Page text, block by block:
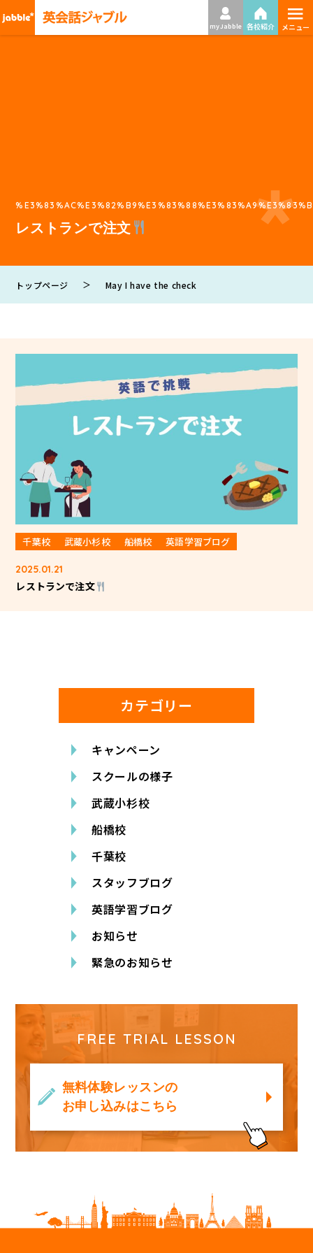
my Jabble 各校紹介 ≡
メニュー
レストランで注文
トップページ ＞ May I have the check
千葉校 武蔵小杉校 船橋校 英語学習ブログ
2025.01.21
レストランで注文
カテゴリー
キャンペーン
スクールの様子
武蔵小杉校
船橋校
千葉校
スタッフブログ
英語学習ブログ
お知らせ
緊急のお知らせ
FREE TRIAL LESSON
無料体験レッスンの
お申し込みはこちら